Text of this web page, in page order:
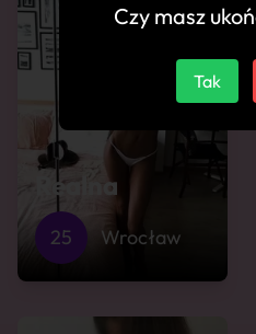
Realna
25 Wrocław
Czy masz
Tak